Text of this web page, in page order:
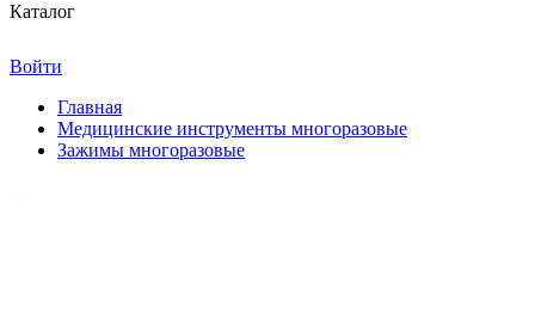
Каталог
Войти
Главная
Медицинские инструменты многоразовые
Зажимы многоразовые